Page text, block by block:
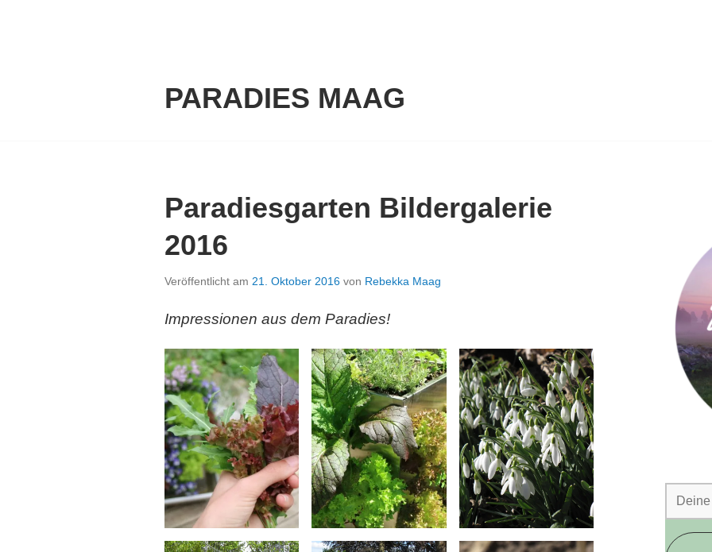
PARADIES MAAG
Paradiesgarten Bildergalerie
2016
Veröffentlicht am 21. Oktober 2016 von Rebekka Maag
Impressionen aus dem Paradies!